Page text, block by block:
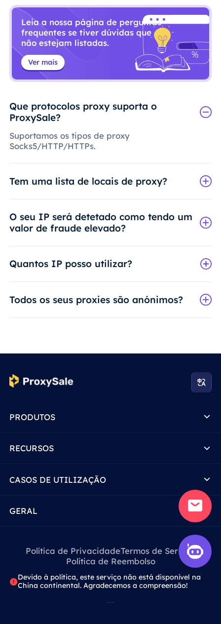
Leia a nossa página de perguntas
frequentes se tiver dúvidas que
não estejam listadas.
Ver mais
Que protocolos proxy suporta o
ProxySale?
Suportamos os tipos de proxy
Socks5/HTTP/HTTPs.
Tem uma lista de locais de proxy?
O seu IP será detetado como tendo um
valor de fraude elevado?
Quantos IP posso utilizar?
Todos os seus proxies são anónimos?
PRODUTOS
RECURSOS
CASOS DE UTILIZAÇÃO
GERAL
Política de PrivacidadeTermos de Serviço
Política de Reembolso
Devido à política, este serviço não está disponível na
China continental. Agradecemos a compreensão!